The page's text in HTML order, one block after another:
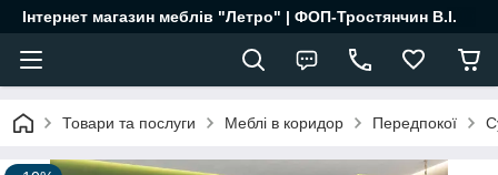
Інтернет магазин меблів "Летро" | ФОП-Тростянчин В.І.
Товари та послуги Меблі в коридор Передпокої